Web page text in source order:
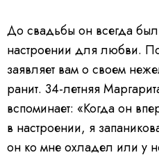
До свадьбы он всегда
настроении для любви.
заявляет вам о своем
ранит. 34-летняя
вспоминает: «Когда он
в настроении, я
он ко мне охладел или у